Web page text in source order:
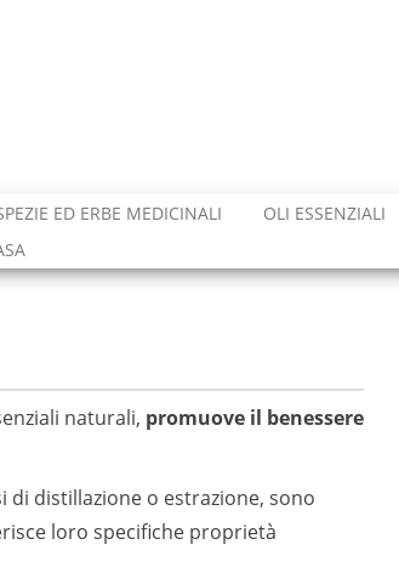
ED ERBE MEDICINALI OLI ESSENZIALI
naturali, promuove il benessere
distillazione o estrazione, sono
loro specifiche proprietà